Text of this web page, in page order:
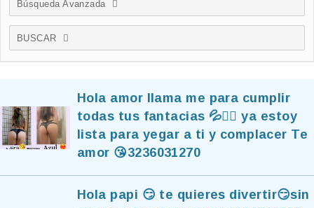
Búsqueda Avanzada
BUSCAR
Hola amor llama me para cumplir
todas tus fantacias 💦❤️‍🔥 ya estoy
lista para yegar a ti y complacer Te
amor 😘3236031270
Hola papi 😏 te quieres divertir😏sin